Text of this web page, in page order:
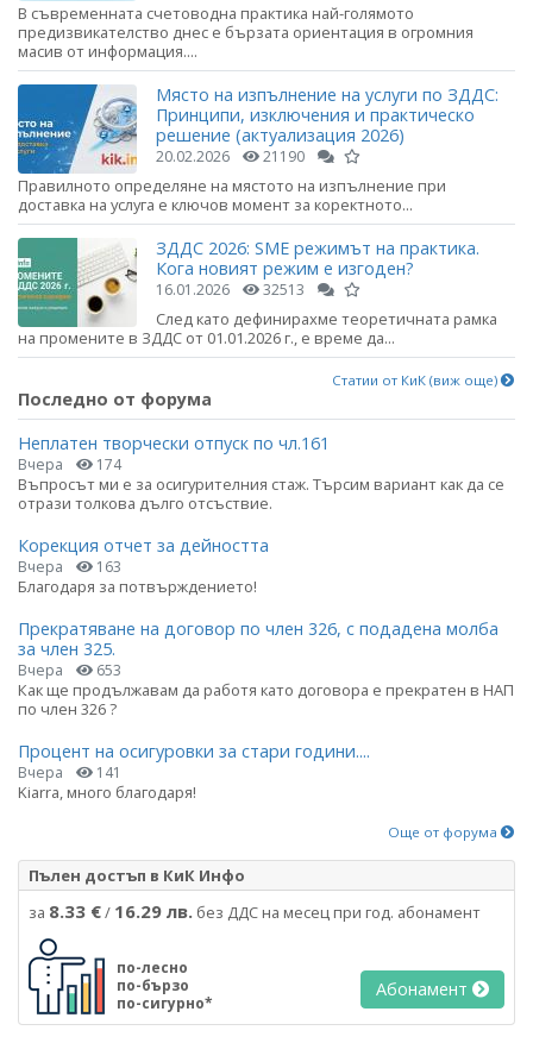
В съвременната счетоводна практика най-голямото
предизвикателство днес е бързата ориентация в огромния
масив от информация....
Място на изпълнение на услуги по ЗДДС:
Принципи, изключения и практическо
решение (актуализация 2026)
20.02.2026 21190
Правилното определяне на мястото на изпълнение при
доставка на услуга е ключов момент за коректното...
ЗДДС 2026: SME режимът на практика.
Кога новият режим е изгоден?
16.01.2026 32513
След като дефинирахме теоретичната рамка
на промените в ЗДДС от 01.01.2026 г., е време да...
Статии от КиК (виж още)
Последно от форума
Неплатен творчески отпуск по чл.161
Вчера 174
Въпросът ми е за осигурителния стаж. Търсим вариант как да се
отрази толкова дълго отсъствие.
Корекция отчет за дейността
Вчера 163
Благодаря за потвърждението!
Прекратяване на договор по член 326, с подадена молба
за член 325.
Вчера 653
Как ще продължавам да работя като договора е прекратен в НАП
по член 326 ?
Процент на осигуровки за стари години....
Вчера 141
Kiarra, много благодаря!
Още от форума
Пълен достъп в КиК Инфо
за 8.33 €/ 16.29 лв. без ДДС на месец при год. абонамент
по-лесно
по-бързо
по-сигурно*
Абонамент